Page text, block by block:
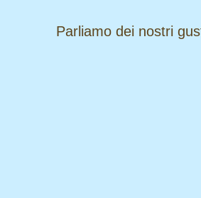
​​​​​​​Parliamo dei nostri